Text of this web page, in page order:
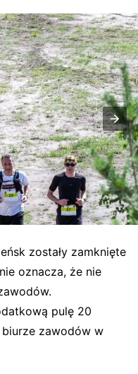
zostały zamknięte
oznacza, że nie
pulę 20
zawodów w